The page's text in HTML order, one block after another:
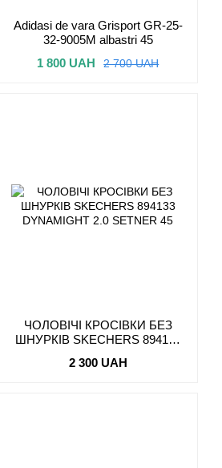
Adidasi de vara Grisport GR-25-
32-9005M albastri 45
2 700 UAH
1 800 UAH
ЧОЛОВІЧІ КРОСІВКИ БЕЗ
ШНУРКІВ SKECHERS 894133
2 300 UAH